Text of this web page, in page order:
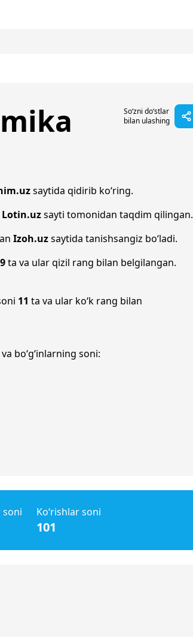
So‘zni do‘stlar
bilan ulashing
saytida qidirib ko‘ring.
Lotin.uzsayti tomonidan taqdim qilingan.
Izoh.uzsaytida tanishsangiz bo‘ladi.
9ta va ular qizil rang bilan belgilangan.
11 ta va ular ko‘k rang bilan
bo‘g‘inlarning soni:
soni Ko‘rishlar soni
101